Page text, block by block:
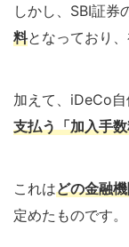
しかし、SBI証券
料となっており
加えて、iDeCo
支払う「加入手
これはどの金融
定めたものです。